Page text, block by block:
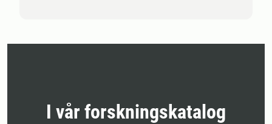
I vår forskningskatalog